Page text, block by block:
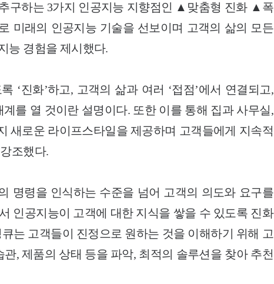
구하는 3가지 인공지능 지향점인 ▲맞춤형 진화 ▲폭
미래의 인공지능 기술을 선보이며 고객의 삶의 모든
능 경험을 제시했다.
‘진화’하고, 고객의 삶과 여러 ‘접점’에서 연결되고,
계를 열 것이란 설명이다. 또한 이를 통해 집과 사무실,
새로운 라이프스타일을 제공하며 고객들에게 지속적
조했다.
명령을 인식하는 수준을 넘어 고객의 의도와 요구를
인공지능이 고객에 대한 지 식을 쌓을 수 있도록 진화
는 고객들이 진정으로 원하는 것을 이해하기 위해 고
관, 제품의 상태 등을 파악, 최적의 솔루션을 찾아 추천